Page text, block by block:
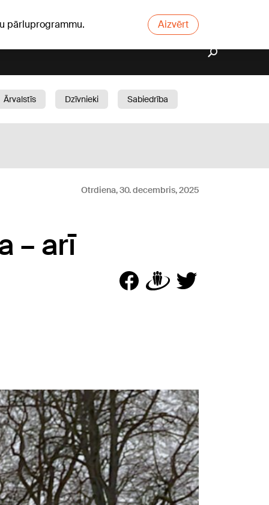
pārluprogrammu. Aizvērt
Ārvalstīs Dzīvnieki
Sabiedrība
Otrdiena, 30. decembris, 2025
– arī